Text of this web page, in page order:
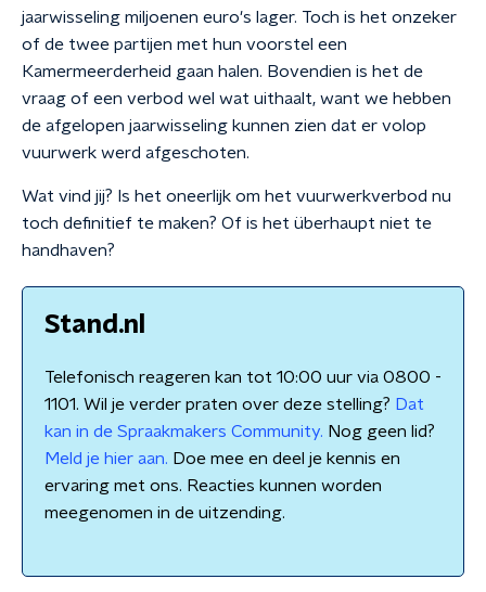
jaarwisseling miljoenen euro's lager. Toch is het onzeker
of de twee partijen met hun voorstel een
Kamermeerderheid gaan halen. Bovendien is het de
vraag of een verbod wel wat uithaalt, want we hebben
de afgelopen jaarwisseling kunnen zien dat er volop
vuurwerk werd afgeschoten.
Wat vind jij? Is het oneerlijk om het vuurwerkverbod nu
toch definitief te maken? Of is het überhaupt niet te
handhaven?
Stand.nl
Telefonisch reageren kan tot 10:00 uur via 0800 -
1101. Wil je verder praten over deze stelling? Dat
kan in de Spraakmakers Community. Nog geen lid?
Meld je hier aan. Doe mee en deel je kennis en
ervaring met ons. Reacties kunnen worden
meegenomen in de uitzending.